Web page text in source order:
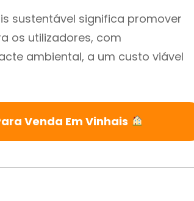
sustentável significa promover
os utilizadores, com
ambiental, a um custo viável
Venda Em Vinhais